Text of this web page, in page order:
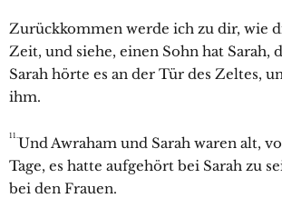
Zurückkommen werde ich zu dir, wie
Zeit, und siehe, einen Sohn hat Sarah,
Sarah hörte es an der Tür des Zeltes,
ihm.
11.Und Awraham und Sarah waren alt,
Tage, es hatte aufgehört bei Sarah zu
bei den Frauen.